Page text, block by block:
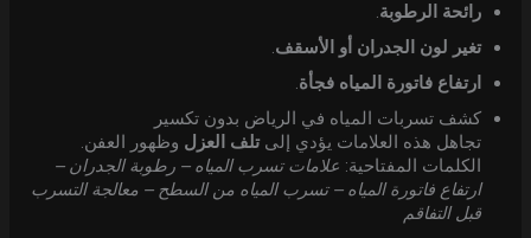
رائحة الرطوبة.
تغير لون الجدران أو الأسقف.
ارتفاع فاتورة المياه فجأة.
كشف تسربات المياه في الرياض بدون تكسير
تجاهل هذه العلامات يؤدي إلىتلف العزل وظهور العفن.
الكلمات المفتاحية: علامات تسرب المياه – رطوبة الجدران –
ارتفاع فاتورة المياه – تسرب المياه من السطح – معالجة التسرب
قبل التفاقم